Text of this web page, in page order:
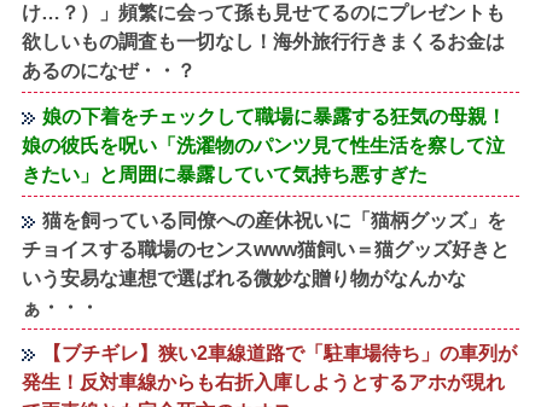
け…？）」頻繁に会って孫も見せてるのにプレゼントも
欲しいもの調査も一切なし！海外旅行行きまくるお金は
あるのになぜ・・？
娘の下着をチェックして職場に暴露する狂気の母親！
娘の彼氏を呪い「洗濯物のパンツ見て性生活を察して泣
きたい」と周囲に暴露していて気持ち悪すぎた
猫を飼っている同僚への産休祝いに「猫柄グッズ」を
チョイスする職場のセンスwww猫飼い＝猫グッズ好きと
いう安易な連想で選ばれる微妙な贈り物がなんかな
ぁ・・・
【ブチギレ】狭い2車線道路で「駐車場待ち」の車列が
発生！反対車線からも右折入庫しようとするアホが現れ